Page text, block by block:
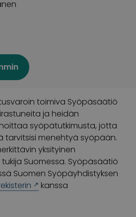
toimiva Syöpäsäätiö
ja heidän
syöpätutkimusta, jotta
tarvitsisi menehtyä syöpään.
yksityinen
Suomessa. Syöpäsäätiö
Suomen Syöpäyhdistyksen
kanssa